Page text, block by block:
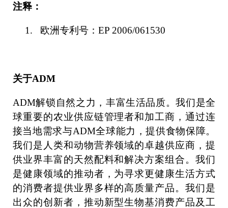
注释：
1. 欧洲专利号：EP 2006/061530
关于ADM
ADM解锁自然之力，丰富生活品质。我们是全
球重要的农业供应链管理者和加工商，通过连
接当地需求与ADM全球能力，提供食物保障。
我们是人类和动物营养领域的卓越供应商，提
供业界丰富的天然配料和解决方案组合。我们
是健康领域的推动者，为寻求更健康生活方式
的消费者提供业界多样的高质量产品。我们是
出众的创新者，推动新型生物基消费产品及工